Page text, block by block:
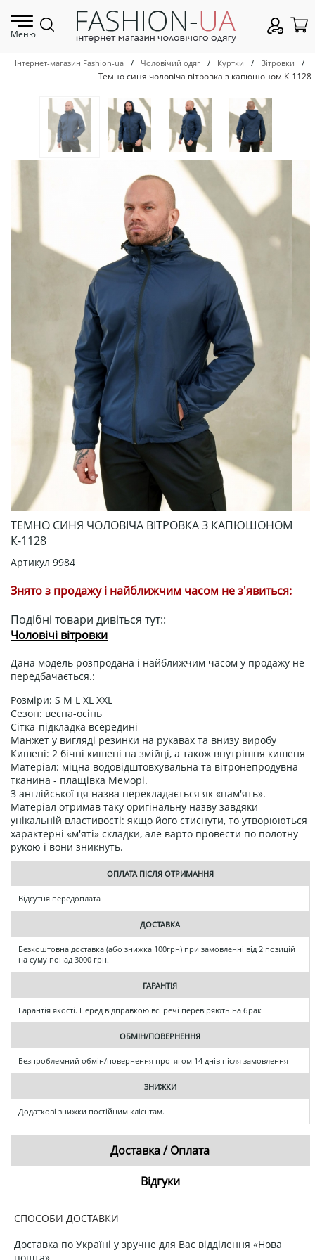
Меню
Інтернет-магазин Fashion-ua / Чоловічий одяг / Куртки / Вітровки
/
Темно синя чоловіча вітровка з капюшоном К-1128
ТЕМНО СИНЯ ЧОЛОВІЧА ВІТРОВКА З КАПЮШОНОМ
К-1128
Артикул 9984
Знято з продажу і найближчим часом не з'явиться:
Подібні товари дивіться тут::
Чоловічі вітровки
Дана модель розпродана і найближчим часом у продажу не
передбачається.:
Розміри: S M L XL XXL
Сезон: весна-осінь
Сітка-підкладка всередині
Манжет у вигляді резинки на рукавах та внизу виробу
Кишені: 2 бічні кишені на змійці, а також внутрішня кишеня
Матеріал: міцна водовідштовхувальна та вітронепродувна
тканина - плащівка Меморі.
З англійської ця назва перекладається як «пам'ять».
Матеріал отримав таку оригінальну назву завдяки
унікальній властивості: якщо його стиснути, то утворюються
характерні «м'яті» складки, але варто провести по полотну
рукою і вони зникнуть.
ОПЛАТА ПІСЛЯ ОТРИМАННЯ
Відсутня передоплата
ДОСТАВКА
Безкоштовна доставка (або знижка 100грн) при замовленні від 2 позицій
на суму понад 3000 грн.
ГАРАНТІЯ
Гарантія якості. Перед відправкою всі речі перевіряють на брак
ОБМІН/ПОВЕРНЕННЯ
Безпроблемний обмін/повернення протягом 14 днів після замовлення
ЗНИЖКИ
Додаткові знижки постійним клієнтам.
Доставка / Оплата
Відгуки
СПОСОБИ ДОСТАВКИ
Доставка по Україні у зручне для Вас відділення «Нова
пошта».